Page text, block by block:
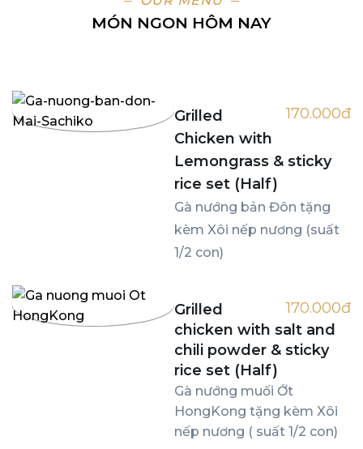
MÓN NGON HÔM NAY
170.000đ
Grilled
Chicken with
Lemongrass & sticky
rice set (Half)
Gà nướng bản Đôn tặng
kèm Xôi nếp nương (suất
1/2 con)
170.000đ
Grilled
chicken with salt and
chili powder & sticky
rice set (Half)
Gà nướng muối Ớt
HongKong tặng kèm Xôi
nếp nương ( suất 1/2 con)